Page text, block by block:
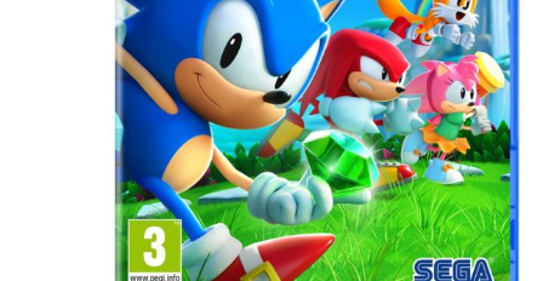
CPU COOLERS
ΕΙΚΟΝΑ-ΗΧΟΣ
ACCESSORIES
ΟΙΚΙΑΚΕΣ ΣΥΣΚΕΥΕΣ
ΠΡΟΣΩΠΙΚΗ ΦΡΟΝΤΙΔΑ